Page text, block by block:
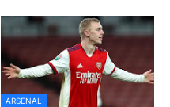
ARSENAL